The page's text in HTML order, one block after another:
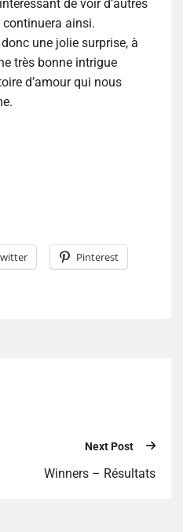
de voir d’autres
continuera ainsi.
une jolie surprise, à
très bonne intrigue
d’amour qui nous
Pinterest
Next Post
Winners – Résultats